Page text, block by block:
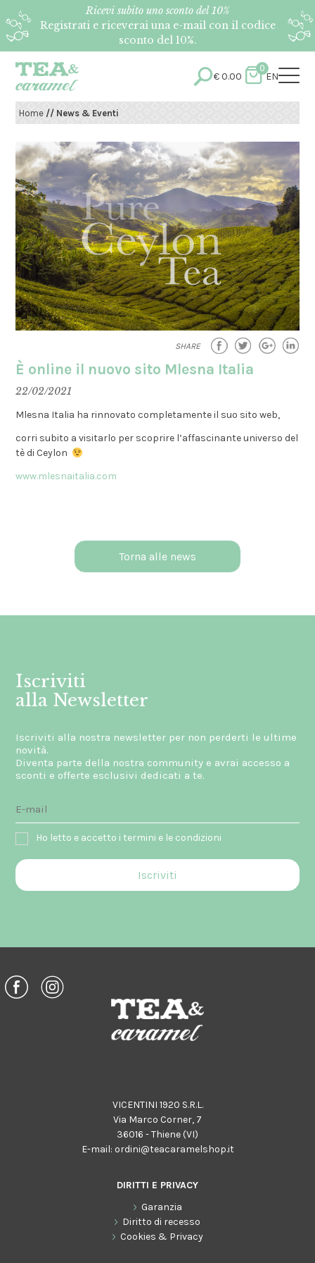
Ricevi subito uno sconto del 10%
Registrati e riceverai una e-mail con il codice
sconto del 10%.
€0.00
0
EN
Home// News & Eventi
SHARE
È online il nuovo sito Mlesna Italia
22/02/2021
Mlesna Italia ha rinnovato completamente il suo sito web,
corri subito a visitarlo per scoprire l’affascinante universo del
tè di Ceylon
www.mlesnaitalia.com
Torna alle news
Iscriviti
alla Newsletter
Iscriviti alla nostra newsletter per non perderti le ultime
novità.
Diventa parte della nostra community e avrai accesso a
sconti e offerte esclusivi dedicati a te.
Ho letto e accetto i termini e le condizioni
VICENTINI 1920 S.R.L.
Via Marco Corner, 7
36016 - Thiene (VI)
E-mail: ordini@teacaramelshop.it
DIRITTI E PRIVACY
Garanzia
Diritto di recesso
Cookies & Privacy